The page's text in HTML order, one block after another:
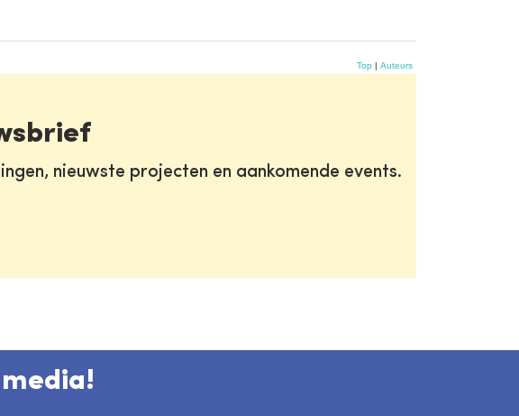
Top | Auteurs
nieuwste projecten en aankomende events.